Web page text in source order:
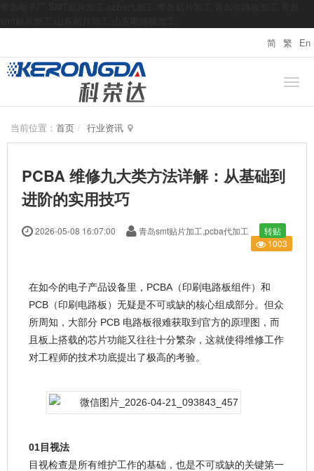
简 繁 En
当前位置： 首页 行业资讯
PCBA 维修九大类方法详解：从基础到
进阶的实用技巧
2026-05-08 16:07:00 青岛smt贴片加工,pcba代加工
转贴
1003
在如今的电子产品设备里，PCBA（印刷电路板组件）和
PCB（印刷电路板）无疑是不可或缺的核心组成部分。但众
所周知，大部分 PCB 电路板很难获取到官方的原理图，而
且板上搭载的芯片功能又往往十分繁杂，这就使得维修工作
对工程师的技术功底提出了极高的考验。
01目视法
目视检查是所有维护工作的基础，也是不可或缺的关键第一